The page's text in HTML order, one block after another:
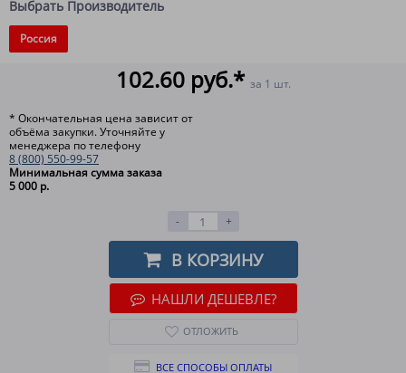
Выбрать Производитель
Россия
102.60 руб.* за 1 шт.
* Окончательная цена зависит от
объёма закупки. Уточняйте у
менеджера по телефону
8 (800) 550-99-57
Минимальная сумма заказа
5 000 р.
- +
В КОРЗИНУ
НАШЛИ ДЕШЕВЛЕ?
ОТЛОЖИТЬ
ВСЕ СПОСОБЫ ОПЛАТЫ